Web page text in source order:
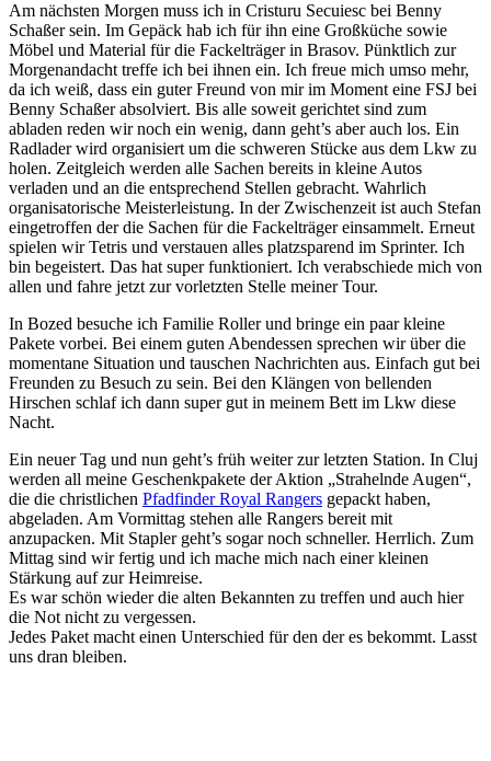
Am nächsten Morgen muss ich in Cristuru Secuiesc bei Benny
Schaßer sein. Im Gepäck hab ich für ihn eine Großküche sowie
Möbel und Material für die Fackelträger in Brasov. Pünktlich zur
Morgenandacht treffe ich bei ihnen ein. Ich freue mich umso mehr,
da ich weiß, dass ein guter Freund von mir im Moment eine FSJ bei
Benny Schaßer absolviert. Bis alle soweit gerichtet sind zum
abladen reden wir noch ein wenig, dann geht’s aber auch los. Ein
Radlader wird organisiert um die schweren Stücke aus dem Lkw zu
holen. Zeitgleich werden alle Sachen bereits in kleine Autos
verladen und an die entsprechend Stellen gebracht. Wahrlich
organisatorische Meisterleistung. In der Zwischenzeit ist auch Stefan
eingetroffen der die Sachen für die Fackelträger einsammelt. Erneut
spielen wir Tetris und verstauen alles platzsparend im Sprinter. Ich
bin begeistert. Das hat super funktioniert. Ich verabschiede mich von
allen und fahre jetzt zur vorletzten Stelle meiner Tour.
In Bozed besuche ich Familie Roller und bringe ein paar kleine
Pakete vorbei. Bei einem guten Abendessen sprechen wir über die
momentane Situation und tauschen Nachrichten aus. Einfach gut bei
Freunden zu Besuch zu sein. Bei den Klängen von bellenden
Hirschen schlaf ich dann super gut in meinem Bett im Lkw diese
Nacht.
Ein neuer Tag und nun geht’s früh weiter zur letzten Station. In Cluj
werden all meine Geschenkpakete der Aktion „Strahelnde Augen“,
die die christlichen Pfadfinder Royal Rangers gepackt haben,
abgeladen. Am Vormittag stehen alle Rangers bereit mit
anzupacken. Mit Stapler geht’s sogar noch schneller. Herrlich. Zum
Mittag sind wir fertig und ich mache mich nach einer kleinen
Stärkung auf zur Heimreise.
Es war schön wieder die alten Bekannten zu treffen und auch hier
die Not nicht zu vergessen.
Jedes Paket macht einen Unterschied für den der es bekommt. Lasst
uns dran bleiben.